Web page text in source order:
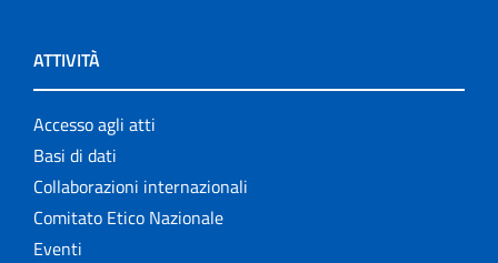
ATTIVITÀ
Accesso agli atti
Basi di dati
Collaborazioni internazionali
Comitato Etico Nazionale
Eventi